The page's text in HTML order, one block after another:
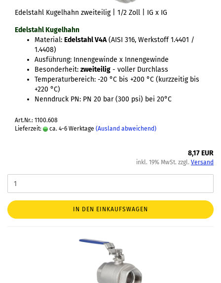
Edelstahl Kugelhahn zweiteilig | 1/2 Zoll | IG x IG
Edelstahl Kugelhahn
Material: Edelstahl V4A(AISI 316, Werkstoff 1.4401 /
1.4408)
Ausführung: Innengewinde x Innengewinde
Besonderheit: zweiteilig - voller Durchlass
Temperaturbereich: -20 °C bis +200 °C (kurzzeitig bis
+220 °C)
Nenndruck PN: PN 20 bar (300 psi) bei 20°C
Art.Nr.: 1100.608
Lieferzeit:
ca. 4-6 Werktage (Ausland abweichend)
8,17 EUR
inkl. 19% MwSt. zzgl. Versand
IN DEN EINKAUFSWAGEN